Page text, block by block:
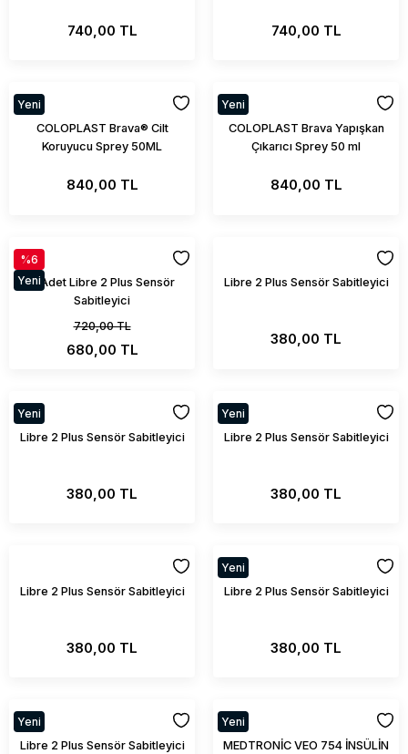
740,00 TL 740,00 TL
Yeni
COLOPLAST Brava® Cilt
Koruyucu Sprey 50ML
840,00 TL
Yeni
COLOPLAST Brava Yapışkan
Çıkarıcı Sprey 50 ml
840,00 TL
%6
Yeni2 Adet Libre 2 Plus Sensör
Sabitleyici
720,00 TL
680,00 TL
Libre 2 Plus Sensör Sabitleyici
380,00 TL
Yeni
Libre 2 Plus Sensör Sabitleyici
380,00 TL
Yeni
Libre 2 Plus Sensör Sabitleyici
380,00 TL
Libre 2 Plus Sensör Sabitleyici
380,00 TL
Yeni
Libre 2 Plus Sensör Sabitleyici
380,00 TL
Yeni
Libre 2 Plus Sensör Sabitleyici
Yeni
MEDTRONİC VEO 754 İNSÜLİN